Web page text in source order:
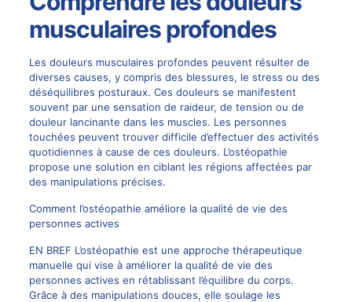
musculaires profondes
Les douleurs musculaires profondes peuvent résulter de
diverses causes, y compris des blessures, le stress ou des
déséquilibres posturaux. Ces douleurs se manifestent
souvent par une sensation de raideur, de tension ou de
douleur lancinante dans les muscles. Les personnes
touchées peuvent trouver difficile d’effectuer des activités
quotidiennes à cause de ces douleurs. L’ostéopathie
propose une solution en ciblant les régions affectées par
des manipulations précises.
Comment l’ostéopathie améliore la qualité de vie des
personnes actives
EN BREF L’ostéopathie est une approche thérapeutique
manuelle qui vise à améliorer la qualité de vie des
personnes actives en rétablissant l’équilibre du corps.
Grâce à des manipulations douces, elle soulage les